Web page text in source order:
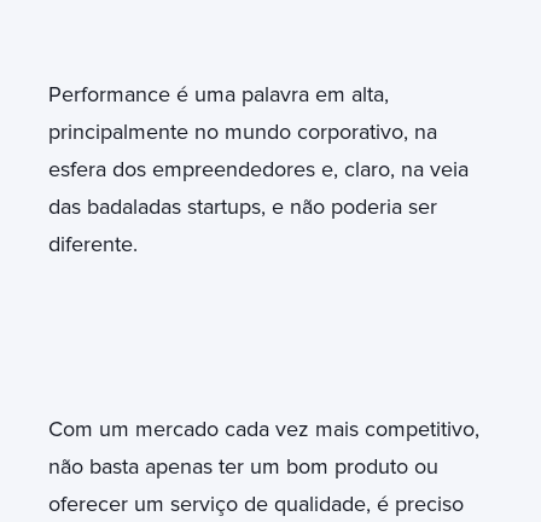
Performance é uma palavra em alta,
principalmente no mundo corporativo, na
esfera dos empreendedores e, claro, na veia
das badaladas startups, e não poderia ser
diferente.
Com um mercado cada vez mais competitivo,
não basta apenas ter um bom produto ou
oferecer um serviço de qualidade, é preciso